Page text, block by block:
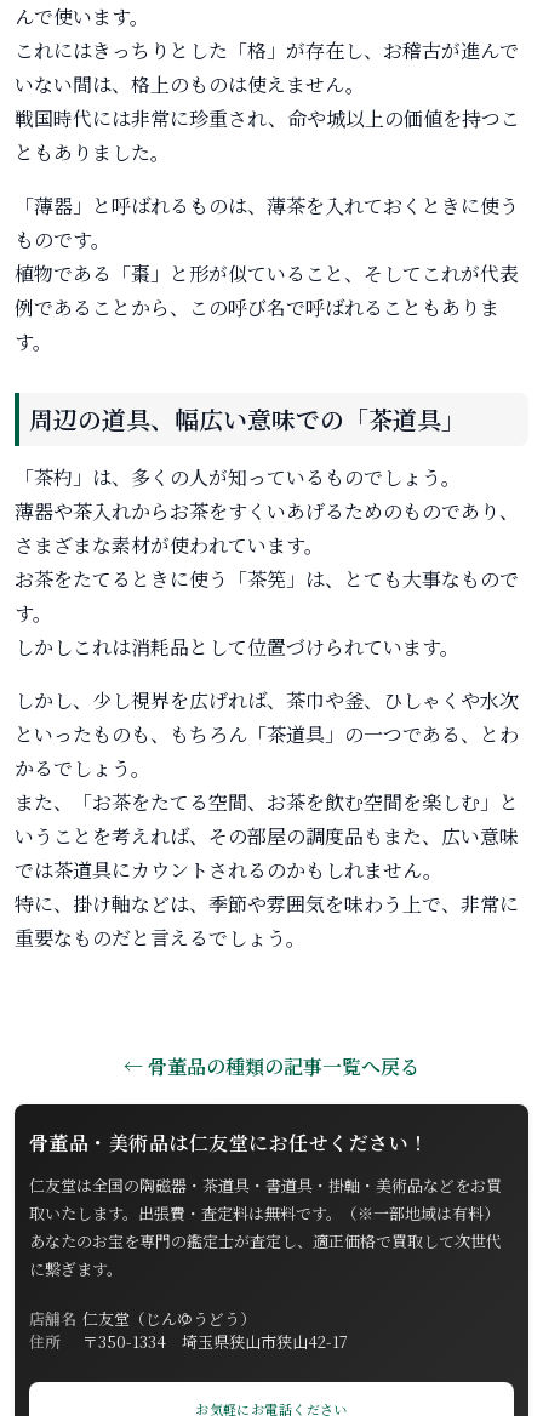
んで使います。
これにはきっちりとした「格」が存在し、お稽古が進んで
いない間は、格上のものは使えません。
戦国時代には非常に珍重され、命や城以上の価値を持つこ
ともありました。
「薄器」と呼ばれるものは、薄茶を入れておくときに使う
ものです。
植物である「棗」と形が似ていること、そしてこれが代表
例であることから、この呼び名で呼ばれることもありま
す。
周辺の道具、幅広い意味での「茶道具」
「茶杓」は、多くの人が知っているものでしょう。
薄器や茶入れからお茶をすくいあげるためのものであり、
さまざまな素材が使われています。
お茶をたてるときに使う「茶筅」は、とても大事なもので
す。
しかしこれは消耗品として位置づけられています。
しかし、少し視界を広げれば、茶巾や釜、ひしゃくや水次
といったものも、もちろん「茶道具」の一つである、とわ
かるでしょう。
また、「お茶をたてる空間、お茶を飲む空間を楽しむ」と
いうことを考えれば、その部屋の調度品もまた、広い意味
では茶道具にカウントされるのかもしれません。
特に、掛け軸などは、季節や雰囲気を味わう上で、非常に
重要なものだと言えるでしょう。
← 骨董品の種類の記事一覧へ戻る
骨董品・美術品は仁友堂にお任せください！
仁友堂は全国の陶磁器・茶道具・書道具・掛軸・美術品などをお買
取いたします。出張費・査定料は無料です。（※一部地域は有料）
あなたのお宝を専門の鑑定士が査定し、適正価格で買取して次世代
に繋ぎます。
店舗名 仁友堂（じんゆうどう）
住所
〒350-1334 埼玉県狭山市狭山42-17
お気軽にお電話ください